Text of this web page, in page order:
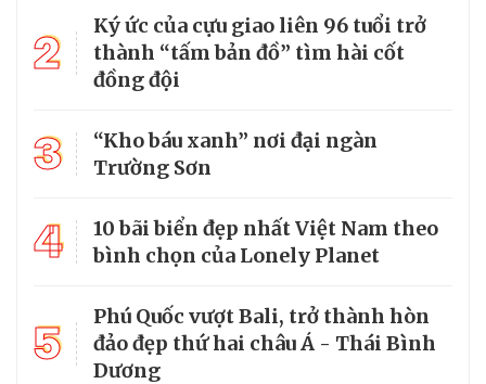
2
Ký ức của cựu giao liên 96 tuổi trở
thành “tấm bản đồ” tìm hài cốt
đồng đội
3
“Kho báu xanh” nơi đại ngàn
Trường Sơn
4
10 bãi biển đẹp nhất Việt Nam theo
bình chọn của Lonely Planet
5
Phú Quốc vượt Bali, trở thành hòn
đảo đẹp thứ hai châu Á - Thái Bình
Dương